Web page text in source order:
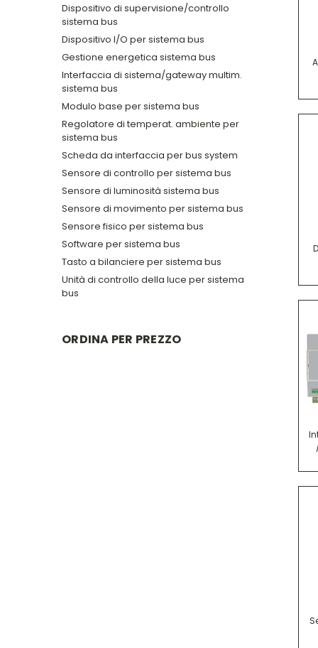
Dispositivo di supervisione/controllo
sistema bus
Dispositivo I/O per sistema bus
Gestione energetica sistema bus
Interfaccia di sistema/gateway multim.
sistema bus
Modulo base per sistema bus
Regolatore di temperat. ambiente per
sistema bus
Scheda da interfaccia per bus system
Sensore di controllo per sistema bus
Sensore di luminosità sistema bus
Sensore di movimento per sistema bus
Sensore fisico per sistema bus
Software per sistema bus
Tasto a bilanciere per sistema bus
Unità di controllo della luce per sistema
bus
ORDINA PER PREZZO